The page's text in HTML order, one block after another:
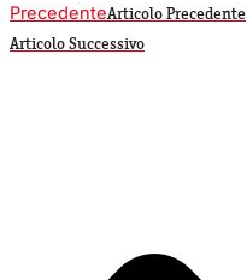
PrecedenteArticolo Precedente
Articolo Successivo